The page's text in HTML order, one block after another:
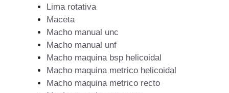
Lima rotativa
Maceta
Macho manual unc
Macho manual unf
Macho maquina bsp helicoidal
Macho maquina metrico helicoidal
Macho maquina metrico recto